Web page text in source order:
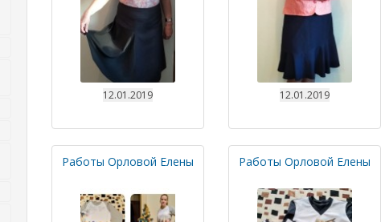
12.01.2019 12.01.2019
Работы Орловой Елены Работы Орловой Елены